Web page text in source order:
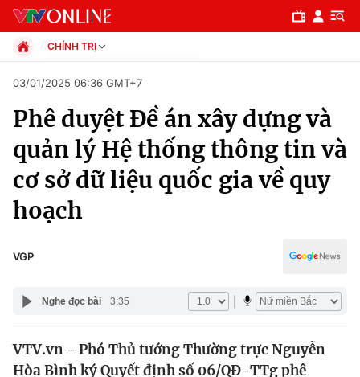
Chuyên mục
Chính trị
Xã hội
Pháp luật
Y tế
Thế giới
CHÍNH TRỊ
Xã hội
Pháp luật
Kinh tế
Thể thao
Truyền hình
Văn hóa - Giải trí
Y tế
03/01/2025 06:36 GMT+7
Phê duyệt Đề án xây dựng và
quản lý Hệ thống thông tin và
cơ sở dữ liệu quốc gia về quy
hoạch
VGP
Nghe đọc bài 3:35
VTV.vn - Phó Thủ tướng Thường trực Nguyễn
Hòa Bình ký Quyết định số 06/QĐ-TTg phê